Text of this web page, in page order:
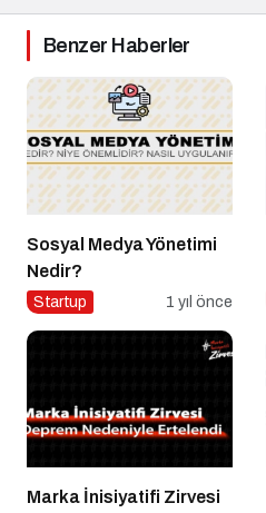
Benzer Haberler
Sosyal Medya Yönetimi
Nedir?
Startup 1 yıl önce
Marka İnisiyatifi Zirvesi